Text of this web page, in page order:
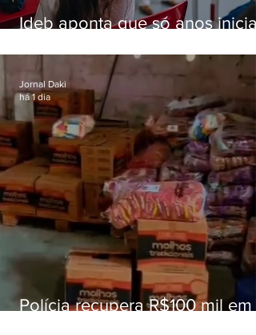
Ideb aponta que só anos
educação
Polícia recupera R$100 mil em
Jornal Daki
há 1 dia